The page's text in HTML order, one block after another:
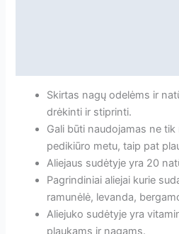
Skirtas nagų odelėms ir
drėkinti ir stiprinti.
Gali būti naudojamas ne
pedikiūro metu, taip pat
Aliejaus sudėtyje yra 20
Pagrindiniai aliejai kurie
ramunėlė, levanda,
Aliejuko sudėtyje yra
plaukams ir nagams.